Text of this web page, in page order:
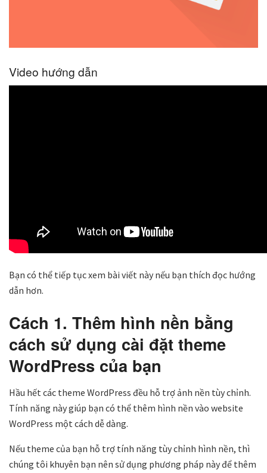
Video hướng dẫn
Bạn có thể tiếp tục xem bài viết này nếu bạn thích đọc hướng
dẫn hơn.
Cách 1. Thêm hình nền bằng
cách sử dụng cài đặt theme
WordPress của bạn
Hầu hết các theme WordPress đều hỗ trợ ảnh nền tùy chỉnh.
Tính năng này giúp bạn có thể thêm hình nền vào website
WordPress một cách dễ dàng.
Nếu theme của bạn hỗ trợ tính năng tùy chỉnh hình nền, thì
chúng tôi khuyên bạn nên sử dụng phương pháp này để thêm